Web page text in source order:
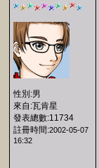
性別:男
來自:瓦肯星
發表總數:11734
註冊時間:2002-05-07
16:32